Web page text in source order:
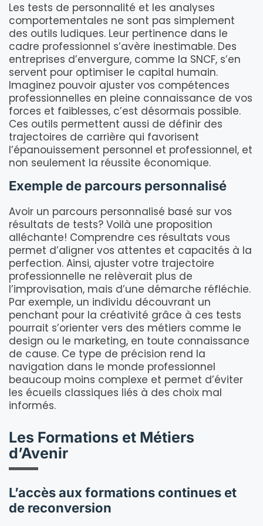
Les tests de personnalité et les analyses
comportementales ne sont pas simplement
des outils ludiques. Leur pertinence dans le
cadre professionnel s’avère inestimable. Des
entreprises d’envergure, comme la SNCF, s’en
servent pour optimiser le capital humain.
Imaginez pouvoir ajuster vos compétences
professionnelles en pleine connaissance de vos
forces et faiblesses, c’est désormais possible.
Ces outils permettent aussi de définir des
trajectoires de carrière qui favorisent
l’épanouissement personnel et professionnel, et
non seulement la réussite économique.
Exemple de parcours personnalisé
Avoir un parcours personnalisé basé sur vos
résultats de tests? Voilà une proposition
alléchante! Comprendre ces résultats vous
permet d’aligner vos attentes et capacités à la
perfection. Ainsi, ajuster votre trajectoire
professionnelle ne relèverait plus de
l’improvisation, mais d’une démarche réfléchie.
Par exemple, un individu découvrant un
penchant pour la créativité grâce à ces tests
pourrait s’orienter vers des métiers comme le
design ou le marketing, en toute connaissance
de cause. Ce type de précision rend la
navigation dans le monde professionnel
beaucoup moins complexe et permet d’éviter
les écueils classiques liés à des choix mal
informés.
Les Formations et Métiers
d’Avenir
L’accès aux formations continues et
de reconversion